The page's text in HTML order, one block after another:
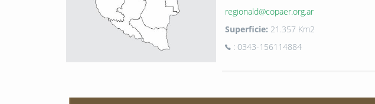
regionald@copaer.org.ar
Superficie: 21.357 Km2
: 0343-156114884